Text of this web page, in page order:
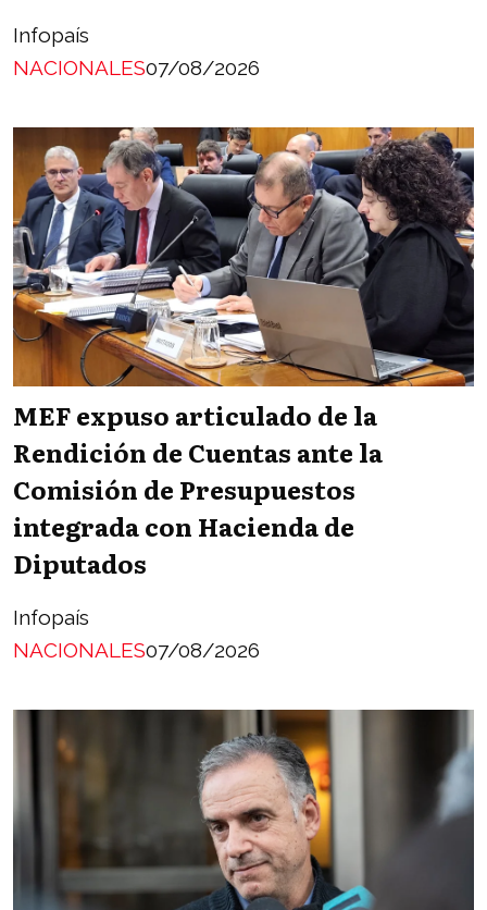
Infopaís
NACIONALES07/08/2026
MEF expuso articulado de la
Rendición de Cuentas ante la
Comisión de Presupuestos
integrada con Hacienda de
Diputados
Infopaís
NACIONALES07/08/2026